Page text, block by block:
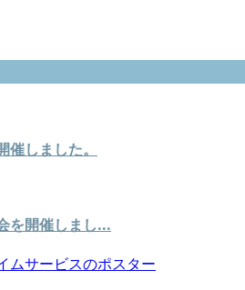
しました。
を開催しまし...